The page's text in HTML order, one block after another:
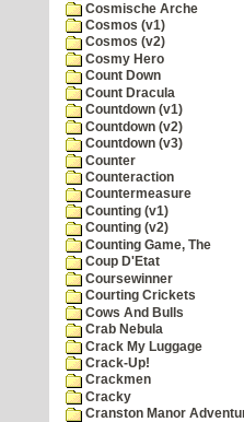
Cosmische Arche
Cosmos (v1)
Cosmos (v2)
Cosmy Hero
Count Down
Count Dracula
Countdown (v1)
Countdown (v2)
Countdown (v3)
Counter
Counteraction
Countermeasure
Counting (v1)
Counting (v2)
Counting Game, The
Coup D'Etat
Coursewinner
Courting Crickets
Cows And Bulls
Crab Nebula
Crack My Luggage
Crack-Up!
Crackmen
Cracky
Cranston Manor